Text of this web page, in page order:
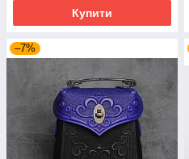
Купити
–7%